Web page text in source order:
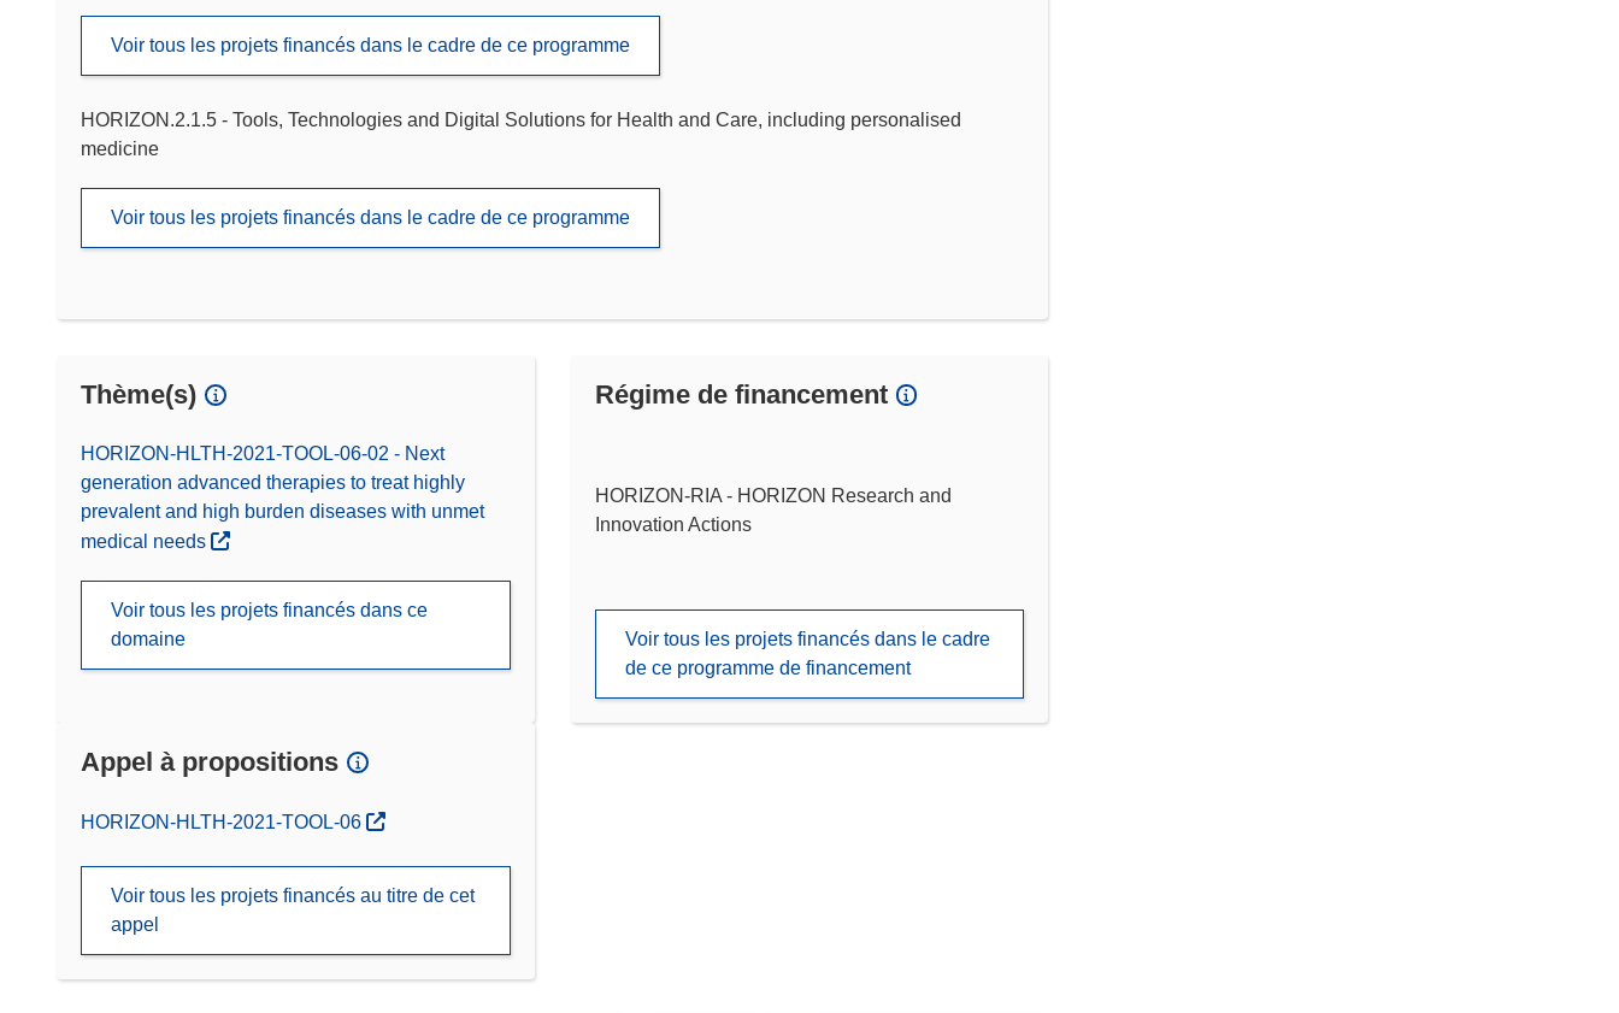
Voir tous les projets financés dans le cadre de ce programme
HORIZON.2.1.5 - Tools, Technologies and Digital Solutions for Health and Care, including personalised
medicine
Voir tous les projets financés dans le cadre de ce programme
Thème(s)
HORIZON-HLTH-2021-TOOL-06-02 - Next
generation advanced therapies to treat highly
prevalent and high burden diseases with unmet
medical needs
Voir tous les projets financés dans ce
domaine
Régime de financement
HORIZON-RIA - HORIZON Research and
Innovation Actions
Voir tous les projets financés dans le cadre
de ce programme de financement
Appel à propositions
(s’ouvre dans une nouvelle fenêtre)
HORIZON-HLTH-2021-TOOL-06
Voir tous les projets financés au titre de cet
appel